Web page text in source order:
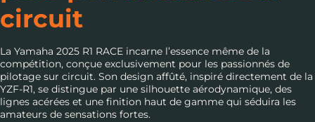
circuit
La Yamaha 2025 R1 RACE incarne l’essence même de la
compétition, conçue exclusivement pour les passionnés de
pilotage sur circuit. Son design affûté, inspiré directement de la
YZF-R1, se distingue par une silhouette aérodynamique, des
lignes acérées et une finition haut de gamme qui séduira les
amateurs de sensations fortes.